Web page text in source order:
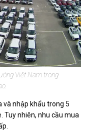
Việt Nam trong
và nhập khẩu trong 5
Tuy nhiên, nhu cầu mua